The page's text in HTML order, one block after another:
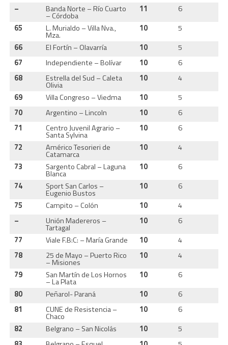
–
Banda Norte – Río Cuarto
– Córdoba
11 6
65
L. Murialdo – Villa Nva.,
Mza.
10 5
66
El Fortín – Olavarría 10 5
67
Independiente – Bolívar 10 6
68
Estrella del Sud – Caleta
Olivia
10 4
69
Villa Congreso – Viedma 10 5
70
Argentino – Lincoln 10 6
71
Centro Juvenil Agrario –
Santa Sylvina
10 6
72
Américo Tesorieri de
Catamarca
10 4
73
Sargento Cabral – Laguna
Blanca
10 6
74
Sport San Carlos –
Eugenio Bustos
10 6
75
Campito – Colón 10 4
–
Unión Madereros –
Tartagal
10 6
77
Viale F.B:C: – María Grande 10 4
78
25 de Mayo – Puerto Rico
– Misiones
10 4
79
San Martín de Los Hornos
– La Plata
10 6
80
Peñarol- Paraná 10 6
81
CUNE de Resistencia –
Chaco
10 6
82
Belgrano – San Nicolás 10 5